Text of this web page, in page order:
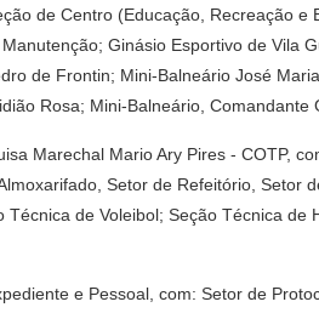
de Centro (Educação, Recreação
Ginásio Esportivo de Vila
de Frontin; Mini-Balneário José
Rosa; Mini-Balneário, Comandante
Marechal Mario Ary Pires - COTP,
Setor de Refeitório, Setor
de Voleibol; Seção Técnica
e Pessoal, com: Setor de